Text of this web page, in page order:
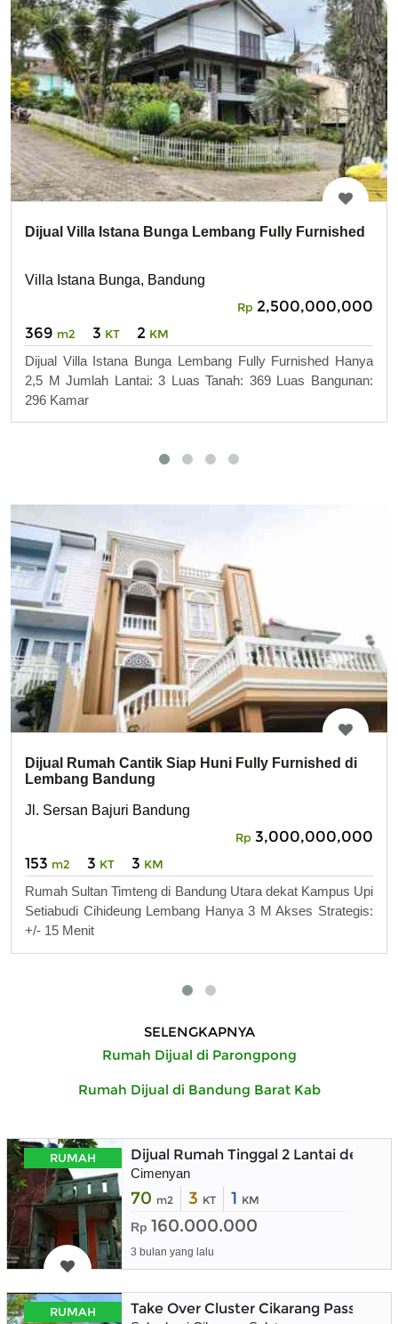
Dijual Villa Istana Bunga Lembang Fully Furnished
Villa Istana Bunga, Bandung
Rp 2,500,000,000
369 m2 3 KT 2 KM
Dijual Villa Istana Bunga Lembang Fully Furnished Hanya
2,5 M Jumlah Lantai: 3 Luas Tanah: 369 Luas Bangunan:
296 Kamar
Dijual Rumah Cantik Siap Huni Fully Furnished di
Lembang Bandung
Jl. Sersan Bajuri Bandung
Rp 3,000,000,000
153 m2 3 KT 3 KM
Rumah Sultan Timteng di Bandung Utara dekat Kampus Upi
Setiabudi Cihideung Lembang Hanya 3 M Akses Strategis:
+/- 15 Menit
SELENGKAPNYA
Rumah Dijual di Parongpong
Rumah Dijual di Bandung Barat Kab
RUMAH Dijual Rumah Tinggal 2 Lantai
Cimenyan
70 m2 3 KT 1 KM
Rp 160.000.000
3 bulan yang lalu
RUMAH Take Over Cluster Cikarang Pass